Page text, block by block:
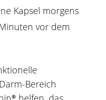
Kapsel morgens
vor dem
Bereich